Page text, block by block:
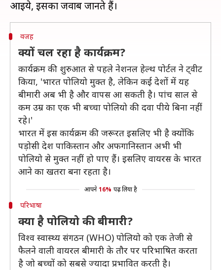
वजह
क्यों चल रहा है कार्यक्रम?
कार्यक्रम की शुरुआत से पहले नेशनल हेल्थ पोर्टल ने ट्वीट
किया, 'भारत पोलियो मुक्त है, लेकिन कई देशों में यह
बीमारी अब भी है और वापस आ सकती है। पांच साल से
कम उम्र का एक भी बच्चा पोलियो की दवा पीये बिना नहीं
रहे।'
भारत में इस कार्यक्रम की जरूरत इसलिए भी है क्योंकि
पड़ोसी देश पाकिस्तान और अफगानिस्तान अभी भी
पोलियो से मुक्त नहीं हो पाए हैं। इसलिए वायरस के भारत
आने का खतरा बना रहता है।
आपने 16% पढ़ लिया है
परिभाषा
क्या है पोलियो की बीमारी?
विश्व स्वास्थ्य संगठन (WHO) पोलियो को एक तेजी से
फैलने वाली वायरल बीमारी के तौर पर परिभाषित करता
है जो बच्चों को सबसे ज्यादा प्रभावित करती है।